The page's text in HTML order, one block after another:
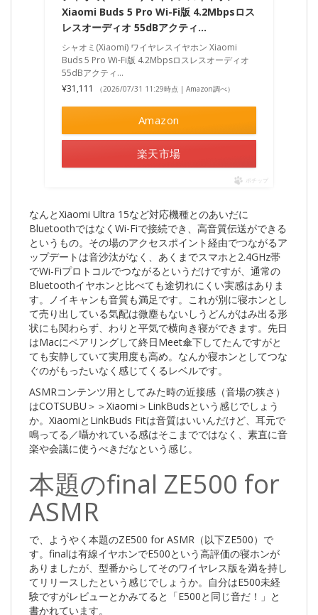
Xiaomi Buds 5 Pro Wi-Fi版 4.2Mbpsロス
レスオーディオ 55dBアクティ…
シャオミ(Xiaomi) ワイヤレスイヤホン Xiaomi
Buds 5 Pro Wi-Fi版 4.2Mbpsロスレスオーディオ
55dBアクティ…
¥31,111
（2026/07/31 11:29時点 | Amazon調べ）
Amazon
楽天市場
ポチップ
なんとXiaomi Ultra 15など対応機種とのあいだに
BluetoothではなくWi-Fiで接続でき、高音質伝送ができる
というもの。その場のアクセスポイント経由でつながるア
ップデートは音沙汰がなく、あくまでスマホと2.4GHz帯
でWi-Fiプロトコルでつながるというだけですが、通常の
Bluetoothイヤホンと比べても途切れにくい実感はありま
す。ノイキャンも音質も満足です。これが別に寝ホンとし
て売り出している気配は微塵もないしうどんがはみ出る形
状にも関わらず、わりと平気で横向き寝ができます。先日
はMacにペアリングして終日Meet傘下してたんですがと
ても安静していて実用度も高め。なんか寝ホンとしてつな
ぐのがもったいなく感じてくるレベルです。
ASMRコンテンツ用としてみた時の近接感（音場の狭さ）
はCOTSUBU＞＞Xiaomi＞LinkBudsという感じでしょう
か。XiaomiとLinkBuds Fitは音質はいいんだけど、耳元で
鳴ってる／囁かれている感はそこまでではなく、素直に音
楽や会議に使うべきだなという感じ。
本題のfinal ZE500 for
ASMR
で、ようやく本題のZE500 for ASMR（以下ZE500）で
す。finalは有線イヤホンでE500という高評価の寝ホンが
ありましたが、型番からしてそのワイヤレス版を満を持し
てリリースしたという感じでしょうか。自分はE500未経
験ですがレビューとかみてると「E500と同じ音だ！」と
書かれています。